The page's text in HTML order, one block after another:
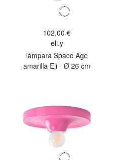
102,00 €
eli.y
lámpara Space Age
amarilla Eli - Ø 26 cm